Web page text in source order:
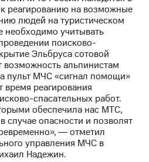
2023
реагированию на возможные
людей на туристическом
необходимо учитывать
поисково-
Эльбруса сотовой
возможность альпинистам
пульт МЧС «сигнал помощи»
реагирования
спасательных работ.
обеспечила нас МТС,
случае опасности и позволят
― отметил
управления МЧС в
Надежин.